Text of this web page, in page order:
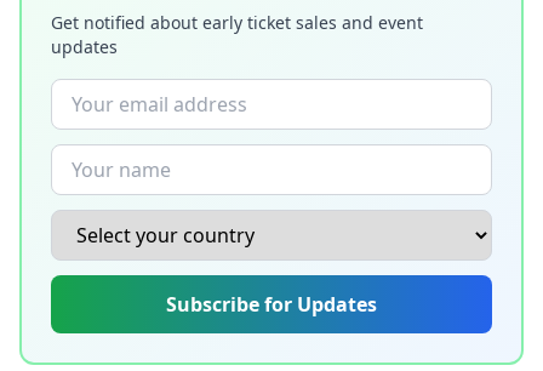
Get notified about early ticket sales and event
updates
Subscribe for Updates